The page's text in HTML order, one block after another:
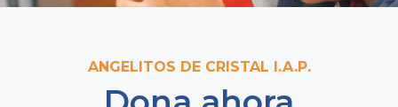
ANGELITOS DE CRISTAL I.A.P.